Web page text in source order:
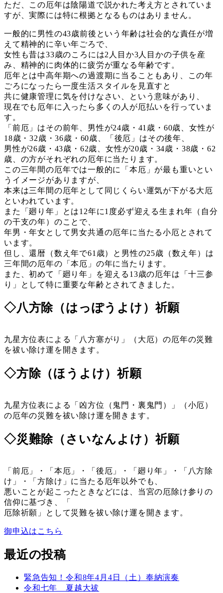
ただ、この厄年は陰陽道で説かれた考え方とされていま
すが、実際には特に根拠となるものはありません。
一般的に男性の43歳前後という年齢は社会的な責任が増
えて精神的に辛い年ごろで、
女性も昔は33歳のころには2人目か3人目かの子供を産
み、精神的に肉体的に疲労が重なる年齢です。
厄年とは中高年期への過渡期に当ることもあり、この年
ごろになったら一度生活スタイルを見直すと
共に健康管理に気を付けなさい、という意味があり、
現在でも厄年に入ったら多くの人が厄払いを行っていま
す。
「前厄」はその前年、男性が24歳・41歳・60歳、女性が
18歳・32歳・36歳・60歳、「後厄」はその後年、
男性が26歳・43歳・62歳、女性が20歳・34歳・38歳・62
歳、の方がそれぞれの厄年に当たります。
この三年間の厄年では一般的に「本厄」が最も重いとい
うイメージがありますが、
本来は三年間の厄年として同じくらい運気が下がる大厄
といわれています。
また「廻り年」とは12年に1度必ず迎える生まれ年（自分
の干支の年）のことで、
年男・年女として男女共通の厄年に当たる小厄とされて
います。
但し、還暦（数え年で61歳）と男性の25歳（数え年）は
三年間の厄年の「本厄」の年に当たります。
また、初めて「廻り年」を迎える13歳の厄年は「十三参
り」として特に重要な年齢とされてきました。
◇八方除（はっぽうよけ）祈願
九星方位表による「八方塞がり」（大厄）の厄年の災難
を祓い除け運を開きます。
◇方除（ほうよけ）祈願
九星方位表による「凶方位（鬼門・裏鬼門）」（小厄）
の厄年の災難を祓い除け運を開きます。
◇災難除（さいなんよけ）祈願
「前厄」・「本厄」・「後厄」・「廻り年」・「八方除
け」・「方除け」に当たる厄年以外でも、
悪いことが起こったときなどには、当宮の厄除け参りの
信仰に基づき、「
厄除祈願」として災難を祓い除け運を開きます。
御申込はこちら
最近の投稿
緊急告知！令和8年4月4日（土）奉納演奏
令和七年 夏越大祓